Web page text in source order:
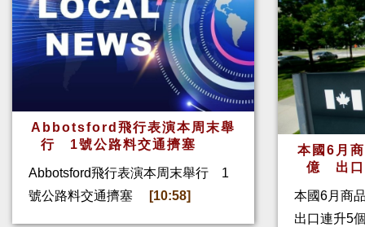
Abbotsford飛行表演本周末舉
行 1號公路料交通擠塞
Abbotsford飛行表演本周末舉行 1
號公路料交通擠塞
[10:58]
本國6月
億 出口
本國6月商
出口連升5